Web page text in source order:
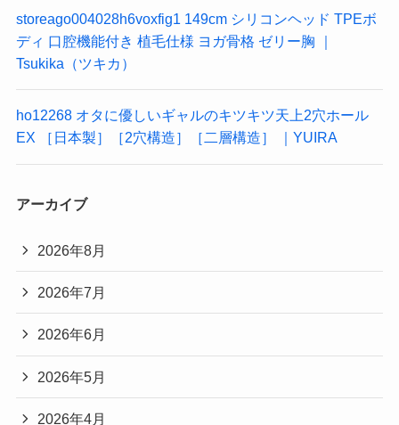
storeago004028h6voxfig1 149cm シリコンヘッド TPEボ
ディ 口腔機能付き 植毛仕様 ヨガ骨格 ゼリー胸 ｜
Tsukika（ツキカ）
ho12268 オタに優しいギャルのキツキツ天上2穴ホール
EX ［日本製］［2穴構造］［二層構造］ ｜YUIRA
アーカイブ
2026年8月
2026年7月
2026年6月
2026年5月
2026年4月